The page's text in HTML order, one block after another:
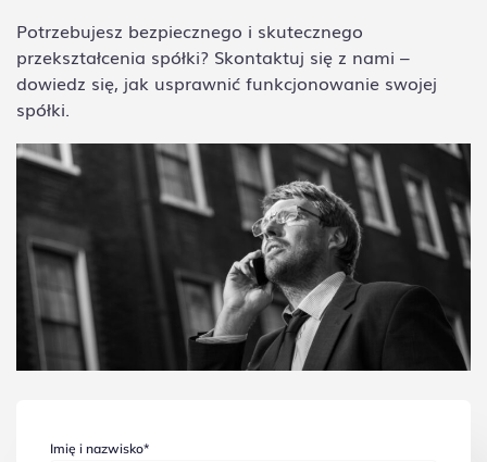
Potrzebujesz bezpiecznego i skutecznego
przekształcenia spółki? Skontaktuj się z nami –
dowiedz się, jak usprawnić funkcjonowanie swojej
spółki.
Imię i nazwisko*